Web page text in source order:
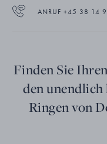
ANRUF +45 38 14
Finden Sie
den
Ringen von